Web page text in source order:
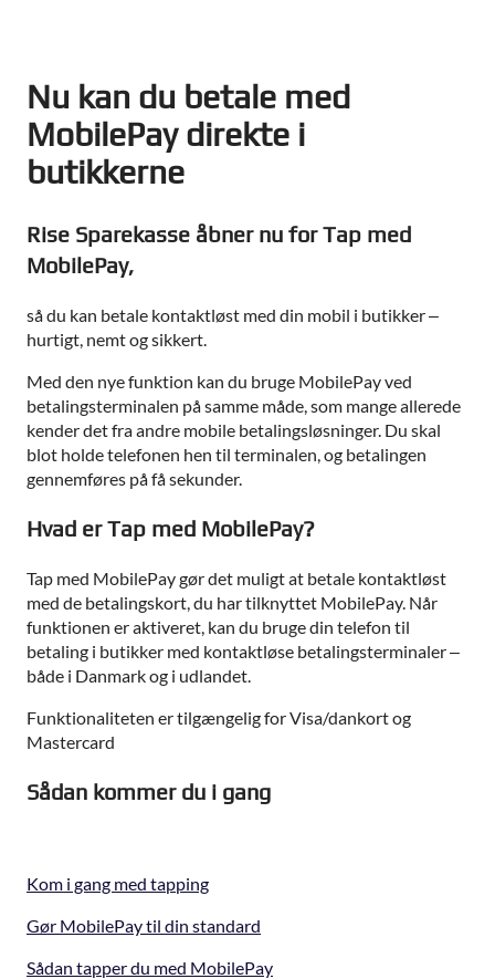
Nu kan du betale med
MobilePay direkte i
butikkerne
Rise Sparekasse åbner nu for Tap med
MobilePay,
så du kan betale kontaktløst med din mobil i butikker –
hurtigt, nemt og sikkert.
Med den nye funktion kan du bruge MobilePay ved
betalingsterminalen på samme måde, som mange allerede
kender det fra andre mobile betalingsløsninger. Du skal
blot holde telefonen hen til terminalen, og betalingen
gennemføres på få sekunder.
Hvad er Tap med MobilePay?
Tap med MobilePay gør det muligt at betale kontaktløst
med de betalingskort, du har tilknyttet MobilePay. Når
funktionen er aktiveret, kan du bruge din telefon til
betaling i butikker med kontaktløse betalingsterminaler –
både i Danmark og i udlandet.
Funktionaliteten er tilgængelig for Visa/dankort og
Mastercard
Sådan kommer du i gang
Kom i gang med tapping
Gør MobilePay til din standard
Sådan tapper du med MobilePay